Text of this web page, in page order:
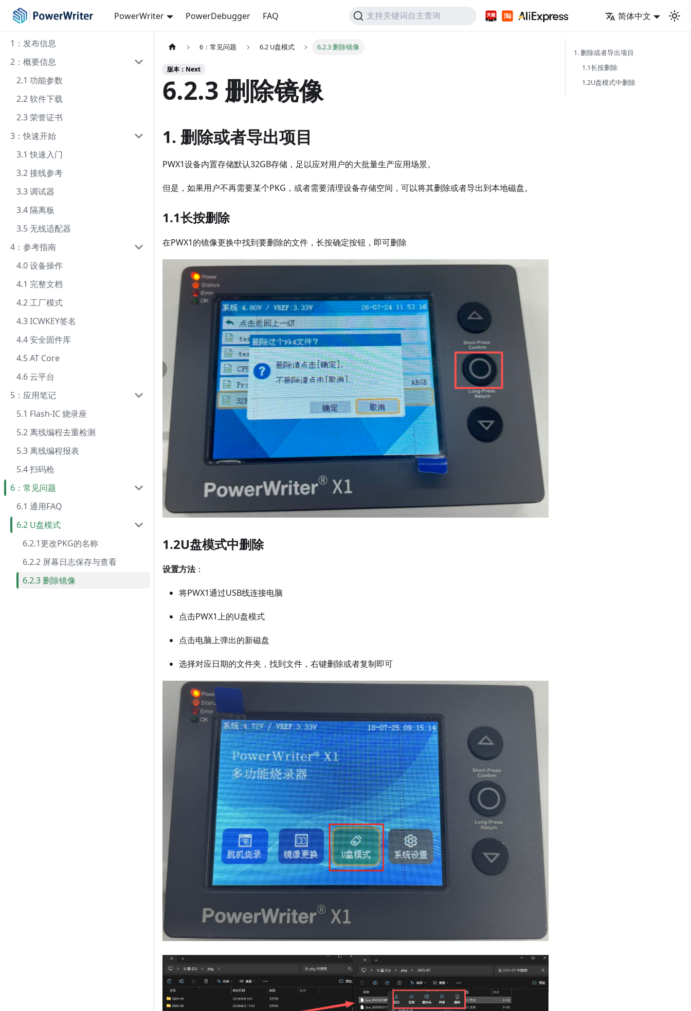
PowerWriter PowerDebugger FAQ 支持关键词自主查询 简体中文
1：发布信息
2：概要信息
2.1 功能参数
2.2 软件下载
2.3 荣誉证书
3：快速开始
3.1 快速入门
3.2 接线参考
3.3 调试器
3.4 隔离板
3.5 无线适配器
4：参考指南
4.0 设备操作
4.1 完整文档
4.2 工厂模式
4.3 ICWKEY签名
4.4 安全固件库
4.5 AT Core
4.6 云平台
5：应用笔记
5.1 Flash-IC 烧录座
5.2 离线编程去重检测
5.3 离线编程报表
5.4 扫码枪
6：常见问题
6.1 通用FAQ
6.2 U盘模式
6.2.1更改PKG的名称
6.2.2 屏幕日志保存与查看
6.2.3 删除镜像
6：常见问题 6.2 U盘模式 6.2.3 删除镜像
版本：Next
6.2.3 删除镜像
1. 删除或者导出项目
PWX1设备内置存储默认32GB存储，足以应对用户的大批量生产应用场景。
但是，如果用户不再需要某个PKG，或者需要清理设备存储空间，可以将其删除或者导出到本地磁盘。
1.1长按删除
在PWX1的镜像更换中找到要删除的文件，长按确定按钮，即可删除
1.2U盘模式中删除
设置方法：
将PWX1通过USB线连接电脑
点击PWX1上的U盘模式
点击电脑上弹出的新磁盘
选择对应日期的文件夹，找到文件，右键删除或者复制即可
1. 删除或者导出项目
1.1长按删除
1.2U盘模式中删除